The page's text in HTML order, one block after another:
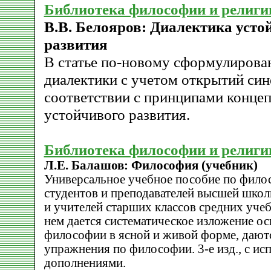
Библиотека философии и
В.В. Белояров: Диалектика
развития
В статье по-новому
диалектики с учетом открытий
соответствии с принципами
устойчивого развития.
Библиотека философии и
Л.Е. Балашов: Философия (учебник)
Универсальное учебное пособие по
студентов и преподавателей высшей
и учителей старших классов средних
нем дается систематическое изложение
философии в ясной и живой форме,
упражнения по философии. 3-е изд., с
дополнениями.